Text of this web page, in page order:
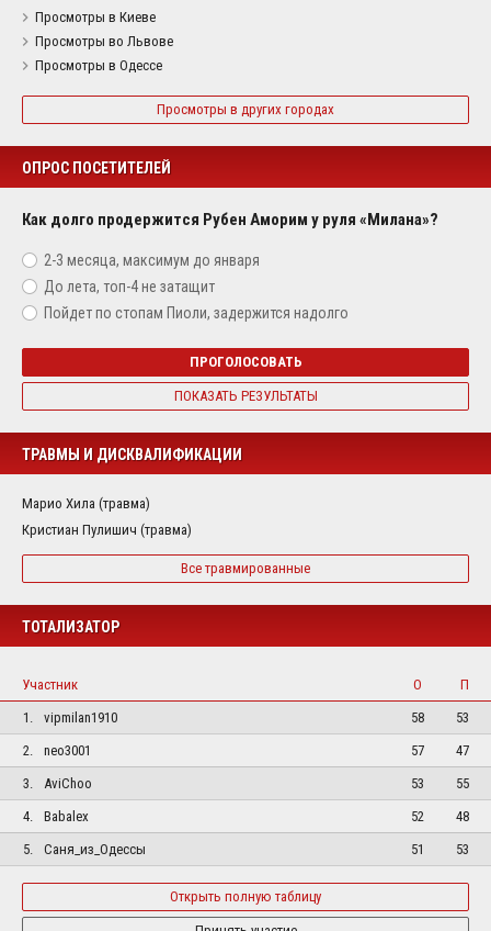
Просмотры в Киеве
Просмотры во Львове
Просмотры в Одессе
Просмотры в других городах
ОПРОС ПОСЕТИТЕЛЕЙ
Как долго продержится Рубен Аморим у руля «Милана»?
2-3 месяца, максимум до января
До лета, топ-4 не затащит
Пойдет по стопам Пиоли, задержится надолго
ПРОГОЛОСОВАТЬ
ПОКАЗАТЬ РЕЗУЛЬТАТЫ
ТРАВМЫ И ДИСКВАЛИФИКАЦИИ
Марио Хила (травма)
Кристиан Пулишич (травма)
Все травмированные
ТОТАЛИЗАТОР
Участник О
П
1.
vipmilan1910 58
53
2.
neo3001 57
47
3.
AviChoo 53
55
4.
Babalex 52
48
5.
Саня_из_Одессы 51 53
Открыть полную таблицу